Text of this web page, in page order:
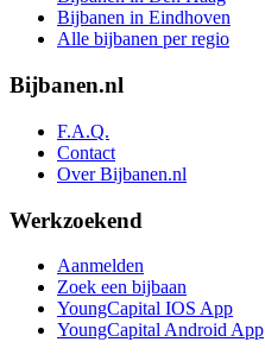
Bijbanen in Eindhoven
Alle bijbanen per regio
Bijbanen.nl
F.A.Q.
Contact
Over Bijbanen.nl
Werkzoekend
Aanmelden
Zoek een bijbaan
YoungCapital IOS App
YoungCapital Android App